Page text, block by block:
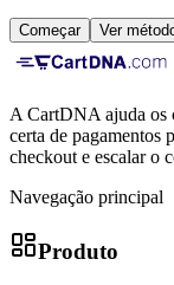
Começar Ver
A CartDNA ajuda os
certa de pagamentos
checkout e escalar o
Navegação principal
Produto